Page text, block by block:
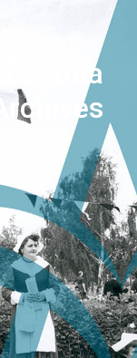
Scotia